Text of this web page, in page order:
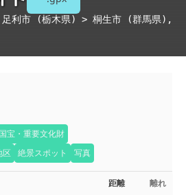
足利市 (栃木県) > 桐生市 (群馬県) ,
国宝・重要文化財
区
絶景スポット 写真
距離 離れ